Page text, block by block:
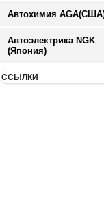
Автохимия
Автоэлектрика NGK
(Япония)
ССЫЛКИ